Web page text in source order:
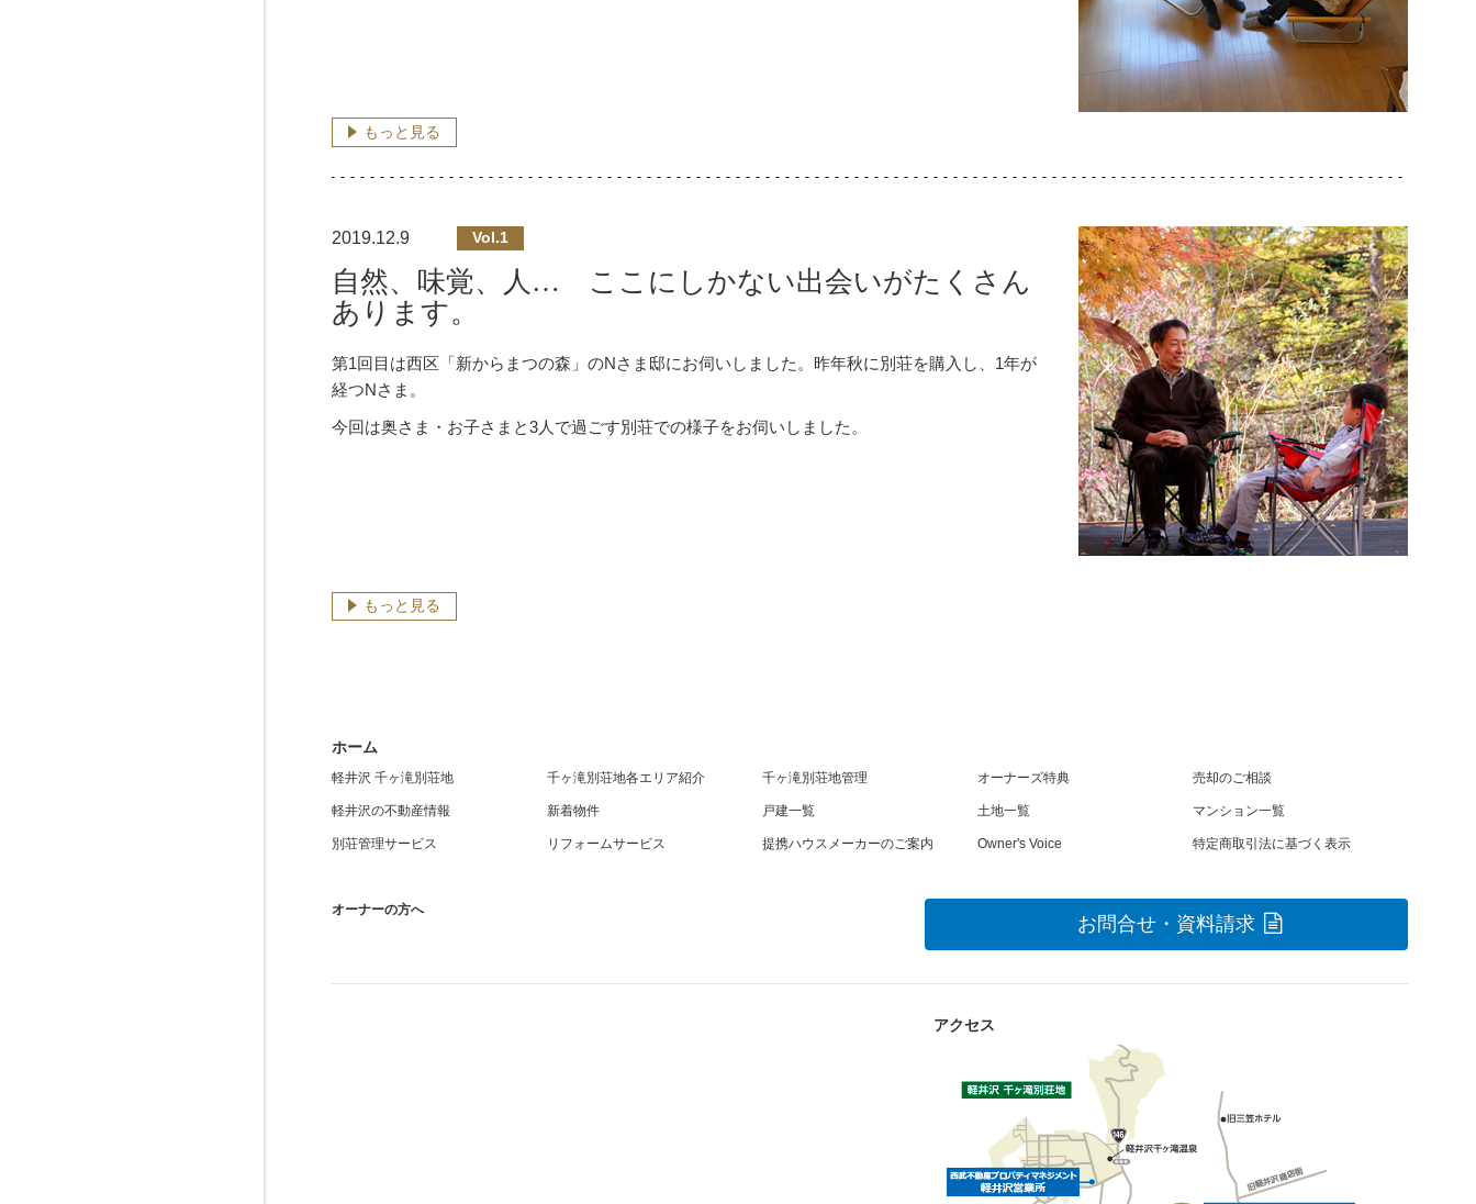
もっと見る
2019.12.9 Vol.1
自然、味覚、人… ここにしかない出会いがたくさん
あります。
第1回目は西区「新からまつの森」のNさま邸にお伺いしました。昨年秋に別荘を購入し、1年が
経つNさま。
今回は奥さま・お子さまと3人で過ごす別荘での様子をお伺いしました。
もっと見る
ホーム
軽井沢 千ヶ滝別荘地 千ヶ滝別荘地各エリア紹介 千ヶ滝別荘地管理 オーナーズ特典 売却のご相談
軽井沢の不動産情報 新着物件 戸建一覧 土地一覧 マンション一覧
別荘管理サービス リフォームサービス 提携ハウスメーカーのご案内 Owner's Voice 特定商取引法に基づく表示
オーナーの方へ
お問合せ・資料請求
アクセス